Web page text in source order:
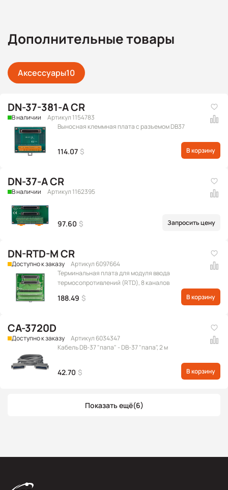
Дополнительные товары
Аксессуары10
DN-37-381-A CR
В наличии
Артикул 1154783
Выносная клеммная плата с разъемом DB37
114.07 $ В корзину
DN-37-A CR
В наличии Артикул 1162395
97.60 $ Запросить цену
DN-RTD-M CR
Доступно к заказу
Артикул 6097664
Терминальная плата для модуля ввода
термосопротивлений (RTD), 8 каналов
188.49 $ В корзину
CA-3720D
Доступно к заказу
Артикул 6034347
Кабель DB-37 "папа" - DB-37 "папа", 2 м
42.70 $ В корзину
Показать ещё(6)